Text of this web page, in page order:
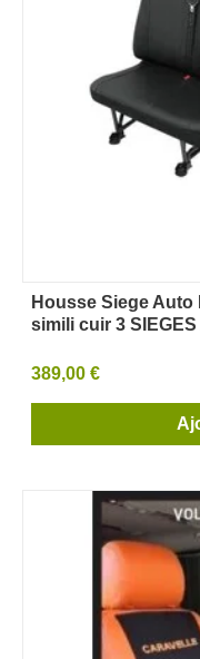
Housse Siege Auto
simili cuir 3 SIEGES
389,00 €